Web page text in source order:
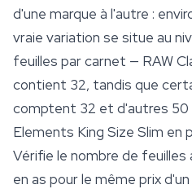
d'une marque à l'autre :
vraie variation se situe au
feuilles par carnet — RAW
contient 32, tandis que
comptent 32 et d'autres 50
Elements King Size Slim en
Vérifie le nombre de
en as pour le même prix